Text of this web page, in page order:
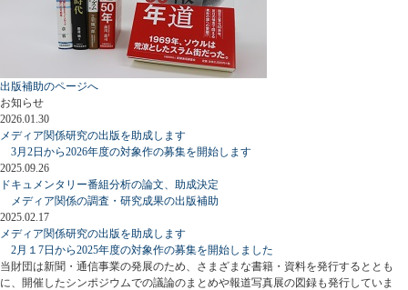
出版補助のページへ
お知らせ
2026.01.30
メディア関係研究の出版を助成します
3月2日から2026年度の対象作の募集を開始します
2025.09.26
ドキュメンタリー番組分析の論文、助成決定
メディア関係の調査・研究成果の出版補助
2025.02.17
メディア関係研究の出版を助成します
2月１7日から2025年度の対象作の募集を開始しました
当財団は新聞・通信事業の発展のため、さまざまな書籍・資料を発行するととも
に、開催したシンポジウムでの議論のまとめや報道写真展の図録も発行していま